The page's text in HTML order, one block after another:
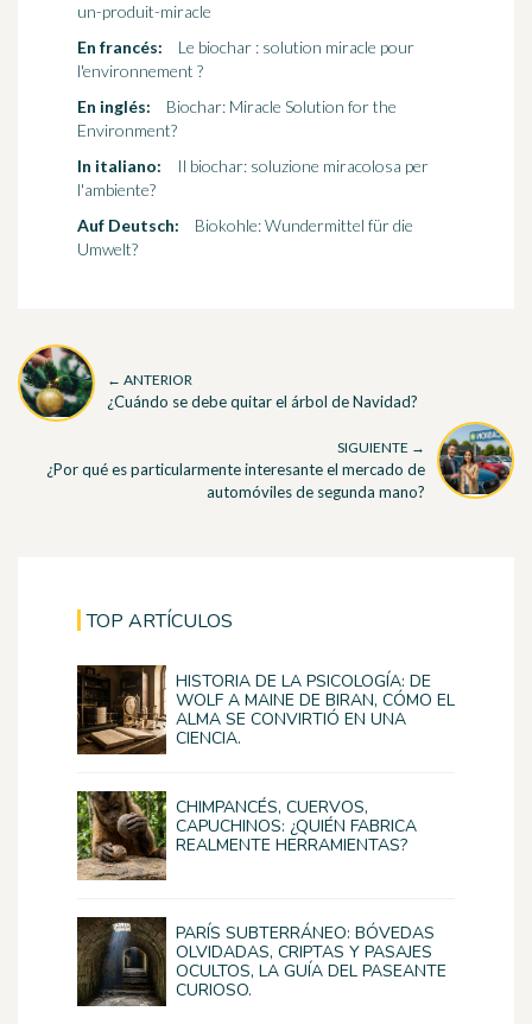
un-produit-miracle
En francés:
Le biochar : solution miracle pour
l'environnement ?
En inglés:
Biochar: Miracle Solution for the
Environment?
In italiano:
Il biochar: soluzione miracolosa per
l'ambiente?
Auf Deutsch:
Biokohle: Wundermittel für die
Umwelt?
← ANTERIOR
¿Cuándo se debe quitar el árbol de Navidad?
SIGUIENTE →
¿Por qué es particularmente interesante el mercado de
automóviles de segunda mano?
TOP ARTÍCULOS
HISTORIA DE LA PSICOLOGÍA: DE
WOLF A MAINE DE BIRAN, CÓMO EL
ALMA SE CONVIRTIÓ EN UNA
CIENCIA.
CHIMPANCÉS, CUERVOS,
CAPUCHINOS: ¿QUIÉN FABRICA
REALMENTE HERRAMIENTAS?
PARÍS SUBTERRÁNEO: BÓVEDAS
OLVIDADAS, CRIPTAS Y PASAJES
OCULTOS, LA GUÍA DEL PASEANTE
CURIOSO.